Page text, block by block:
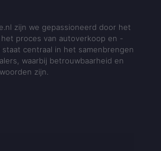
zijn we gepassioneerd door het
proces van autoverkoop en -
centraal in het samenbrengen
waarbij betrouwbaarheid en
zijn.